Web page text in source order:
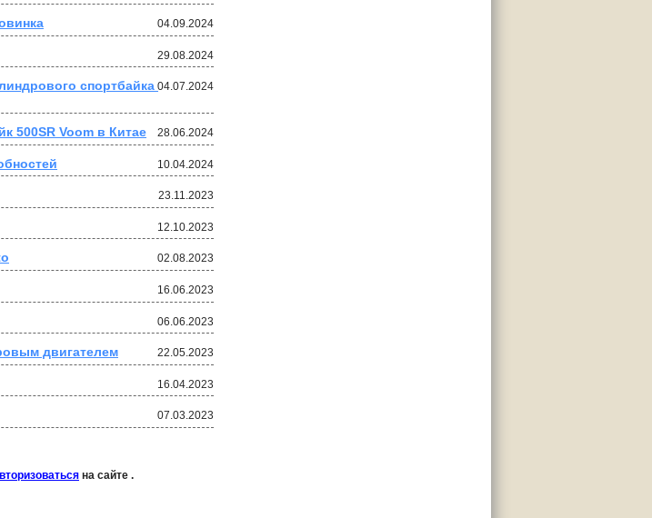
04.09.2024
29.08.2024
04.07.2024
спортбайка
28.06.2024
500SR Voom в Китае
10.04.2024
23.11.2023
12.10.2023
02.08.2023
16.06.2023
06.06.2023
22.05.2023
двигателем
16.04.2023
07.03.2023
на сайте .